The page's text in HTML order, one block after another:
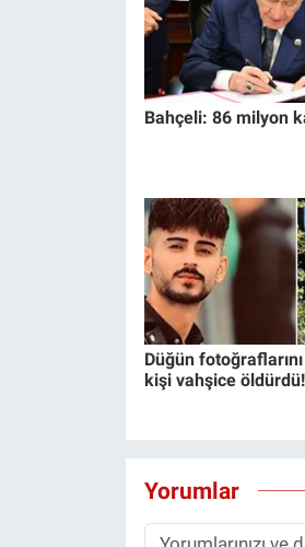
Bahçeli: 86 milyon
Düğün
kişi vahşice öldürdü!
Yorumlar